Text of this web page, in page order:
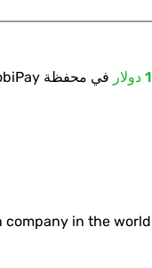
في محفظة MobiPay الخاصة بك مع هذا الشراء
company in the world